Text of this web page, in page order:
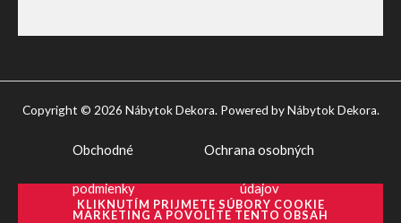
KLIKNUTÍM PRIJMETE SÚBORY COOKIE
MARKETING A POVOLÍTE TENTO OBSAH
Copyright © 2026 Nábytok Dekora. Powered by Nábytok Dekora.
Obchodné
podmienky
Ochrana osobných
údajov